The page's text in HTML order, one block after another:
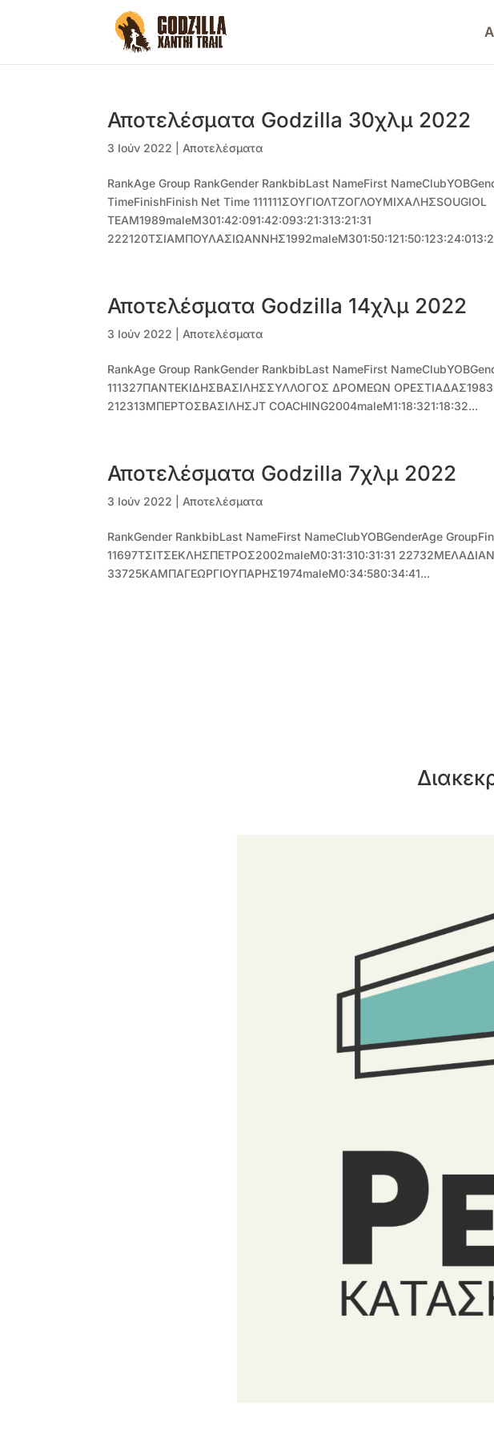
Αποτελέσματα Godzilla 30χλμ 2022
3 Ιούν 2022 Αποτελέσματα
RankAge Group RankGender RankbibLast NameFirst
TimeFinishFinish Net Time 111111ΣΟΥΓΙΟΛΤΖΟΓΛΟΥΜΙΧΑΛΗΣSOUGIOL
TEAM1989maleM301:42:091:42:093:21:313:21:31
Αποτελέσματα Godzilla 14χλμ 2022
3 Ιούν 2022 Αποτελέσματα
RankAge Group RankGender RankbibLast NameFirst
111327ΠΑΝΤΕΚΙΔΗΣΒΑΣΙΛΗΣΣΥΛΛΟΓΟΣ ΔΡΟΜΕΩΝ
212313ΜΠΕΡΤΟΣΒΑΣΙΛΗΣJT COACHING2004maleM1:18:321:18:32...
Αποτελέσματα Godzilla 7χλμ 2022
3 Ιούν 2022 Αποτελέσματα
RankGender RankbibLast NameFirst NameClubΥΟΒGenderAge
11697ΤΣΙΤΣΕΚΛΗΣΠΕΤΡΟΣ2002maleM0:31:310:31:31
33725ΚΑΜΠΑΓΕΩΡΓΙΟΥΠΑΡΗΣ1974maleM0:34:580:34:41...